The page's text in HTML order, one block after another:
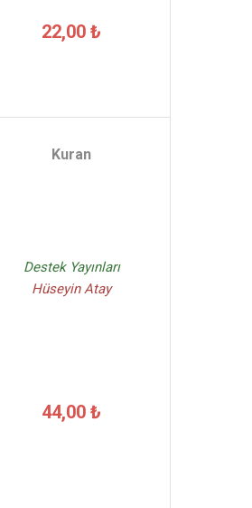
22,00 ₺
Kuran
Destek Yayınları
Hüseyin Atay
44,00 ₺